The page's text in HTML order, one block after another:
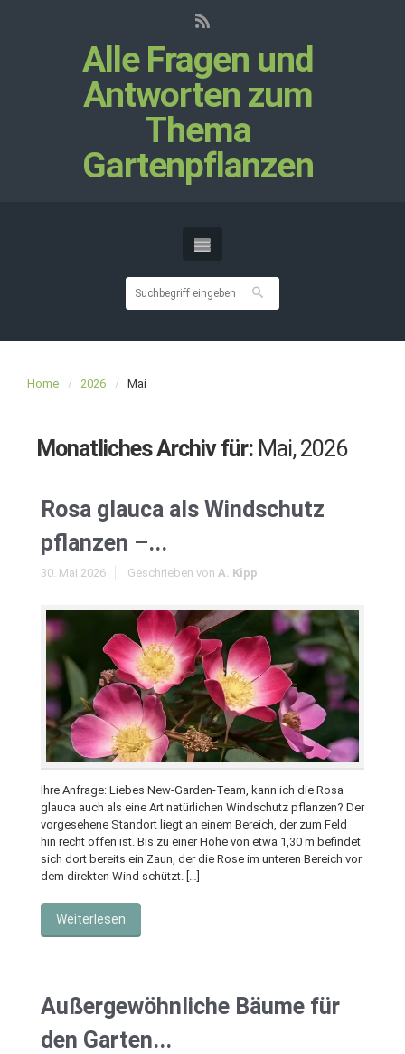
Alle Fragen und
Antworten zum
Thema
Gartenpflanzen
Home 2026 Mai
Monatliches Archiv für: Mai, 2026
Rosa glauca als Windschutz
pflanzen –...
30. Mai 2026 Geschrieben von A. Kipp
Ihre Anfrage: Liebes New-Garden-Team, kann ich die Rosa
glauca auch als eine Art natürlichen Windschutz pflanzen? Der
vorgesehene Standort liegt an einem Bereich, der zum Feld
hin recht offen ist. Bis zu einer Höhe von etwa 1,30 m befindet
sich dort bereits ein Zaun, der die Rose im unteren Bereich vor
dem direkten Wind schützt. […]
Weiterlesen
Außergewöhnliche Bäume für
den Garten...